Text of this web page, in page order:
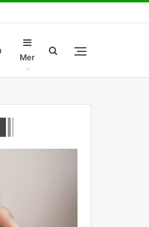
Mer